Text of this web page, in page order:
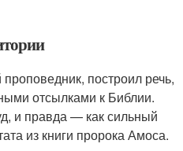
построил речь,
отсылками к Библии.
и правда — как сильный
из книги пророка Амоса.